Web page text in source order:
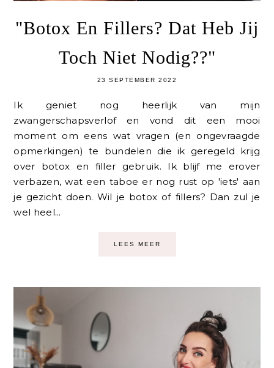
"Botox En Fillers? Dat Heb Jij
Toch Niet Nodig??"
23 SEPTEMBER 2022
Ik geniet nog heerlijk van mijn
zwangerschapsverlof en vond dit een mooi
moment om eens wat vragen (en ongevraagde
opmerkingen) te bundelen die ik geregeld krijg
over botox en filler gebruik. Ik blijf me erover
verbazen, wat een taboe er nog rust op 'iets' aan
je gezicht doen. Wil je botox of fillers? Dan zul je
wel heel...
LEES MEER